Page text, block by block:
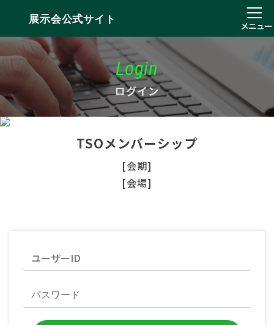
展示会公式サイト
メニュー
Login
ログイン
TSOメンバーシップ
[会期]
[会場]